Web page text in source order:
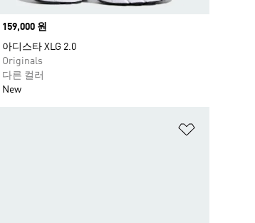
Price
159,000 원
아디스타 XLG 2.0
Originals
다른 컬러
New